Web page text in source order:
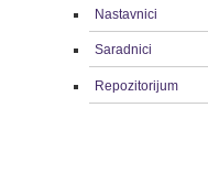
Nastavnici
Saradnici
Repozitorijum